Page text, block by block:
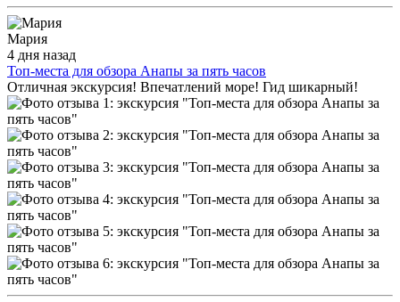
Мария
4 дня назад
Топ-места для обзора Анапы за пять часов
Отличная экскурсия! Впечатлений море! Гид шикарный!